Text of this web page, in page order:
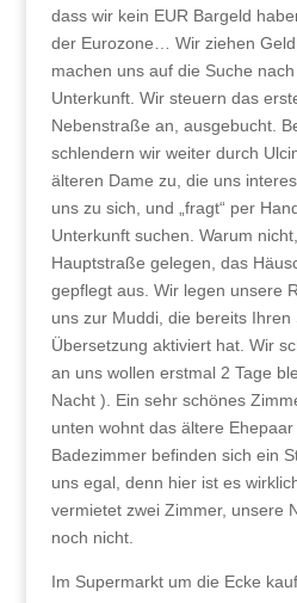
dass wir kein EUR Bargeld
der Eurozone… Wir ziehen
machen uns auf die Suche
Unterkunft. Wir steuern das
Nebenstraße an, ausgebucht.
schlendern wir weiter durch
älteren Dame zu, die uns
uns zu sich, und „fragt“ per
Unterkunft suchen. Warum
Hauptstraße gelegen, das
gepflegt aus. Wir legen unsere
uns zur Muddi, die bereits Ihren
Übersetzung aktiviert hat. Wir
an uns wollen erstmal 2 Tage
Nacht ). Ein sehr schönes
unten wohnt das ältere
Badezimmer befinden sich ein
uns egal, denn hier ist es
vermietet zwei Zimmer, unsere
noch nicht.
Im Supermarkt um die Ecke